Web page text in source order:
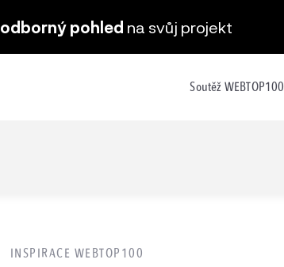
odborný pohled na svůj projekt
Soutěž WEBTOP100
INSPIRACE WEBTOP100